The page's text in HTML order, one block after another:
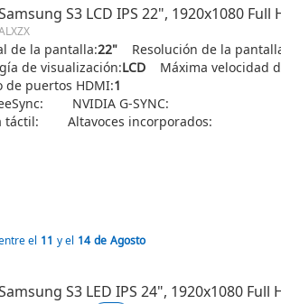
S3 LCD IPS 22", 1920x1080 Full
de la pantalla:22" Resolución de la
de visualización:LCD Máxima velocidad
de puertos HDMI:1
NVIDIA G-SYNC:
táctil:
Altavoces incorporados:
el 11 y el 14 de Agosto
S3 LED IPS 24", 1920x1080 Full